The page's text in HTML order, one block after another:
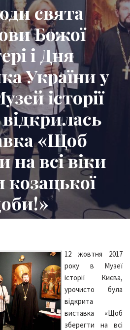
свята
Божої
і Дня
України у
історії
«Щоб
на всі віки
козацької
12 жовтня 2017
року в Музеї
історії Києва,
урочисто була
відкрита
виставка «Щоб
зберегти на всі